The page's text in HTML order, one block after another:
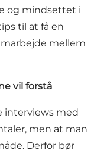
og mindsettet i
til at få en
mellem
vil forstå
interviews med
men at man
Derfor bør